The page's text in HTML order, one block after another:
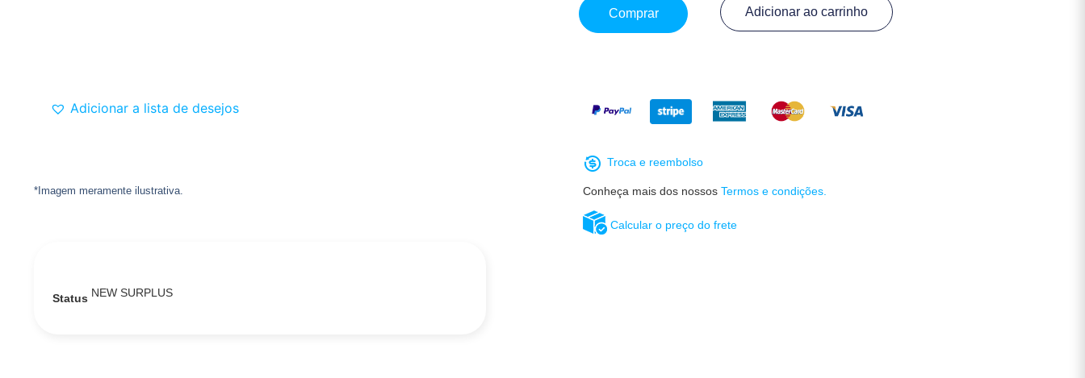
Adicionar a lista de desejos
*Imagem meramente ilustrativa.
Status NEW SURPLUS
Adicionar ao carrinho
Comprar
Calcular o preço do frete
Troca e reembolso
Conheça mais dos nossos Termos e condições.